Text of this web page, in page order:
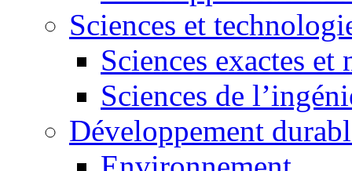
Sciences et
Sciences exactes et
Sciences de
Développement